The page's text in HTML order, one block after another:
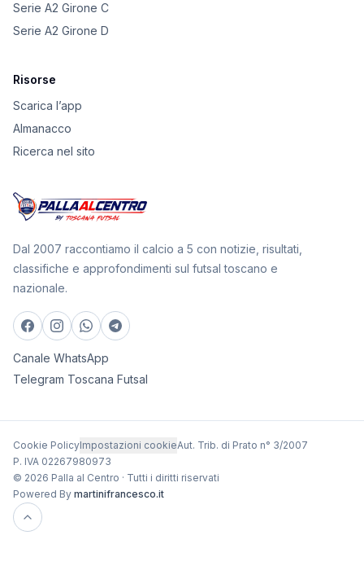
Serie A2 Girone C
Serie A2 Girone D
Risorse
Scarica l’app
Almanacco
Ricerca nel sito
Dal 2007 raccontiamo il calcio a 5 con notizie, risultati,
classifiche e approfondimenti sul futsal toscano e
nazionale.
Canale WhatsApp
Telegram Toscana Futsal
Cookie PolicyImpostazioni cookieAut. Trib. di Prato n° 3/2007
P. IVA 02267980973
© 2026 Palla al Centro · Tutti i diritti riservati
Powered By martinifrancesco.it